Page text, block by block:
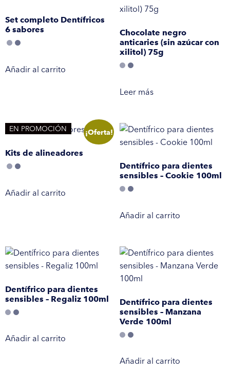
Set completo Dentífricos
6 sabores
Añadir al carrito
Chocolate negro
anticaries (sin azúcar con
xilitol) 75g
Leer más
¡Oferta!
EN PROMOCIÓN
Kits de alineadores
Añadir al carrito
Dentífrico para dientes
sensibles – Cookie 100ml
Añadir al carrito
Dentífrico para dientes
sensibles – Regaliz 100ml
Añadir al carrito
Dentífrico para dientes
sensibles – Manzana
Verde 100ml
Añadir al carrito